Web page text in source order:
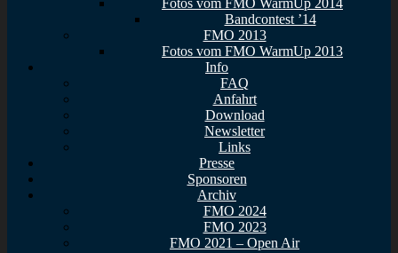
Fotos vom FMO WarmUp 2014
Bandcontest ’14
FMO 2013
Fotos vom FMO WarmUp 2013
Info
FAQ
Anfahrt
Download
Newsletter
Links
Presse
Sponsoren
Archiv
FMO 2024
FMO 2023
FMO 2021 – Open Air